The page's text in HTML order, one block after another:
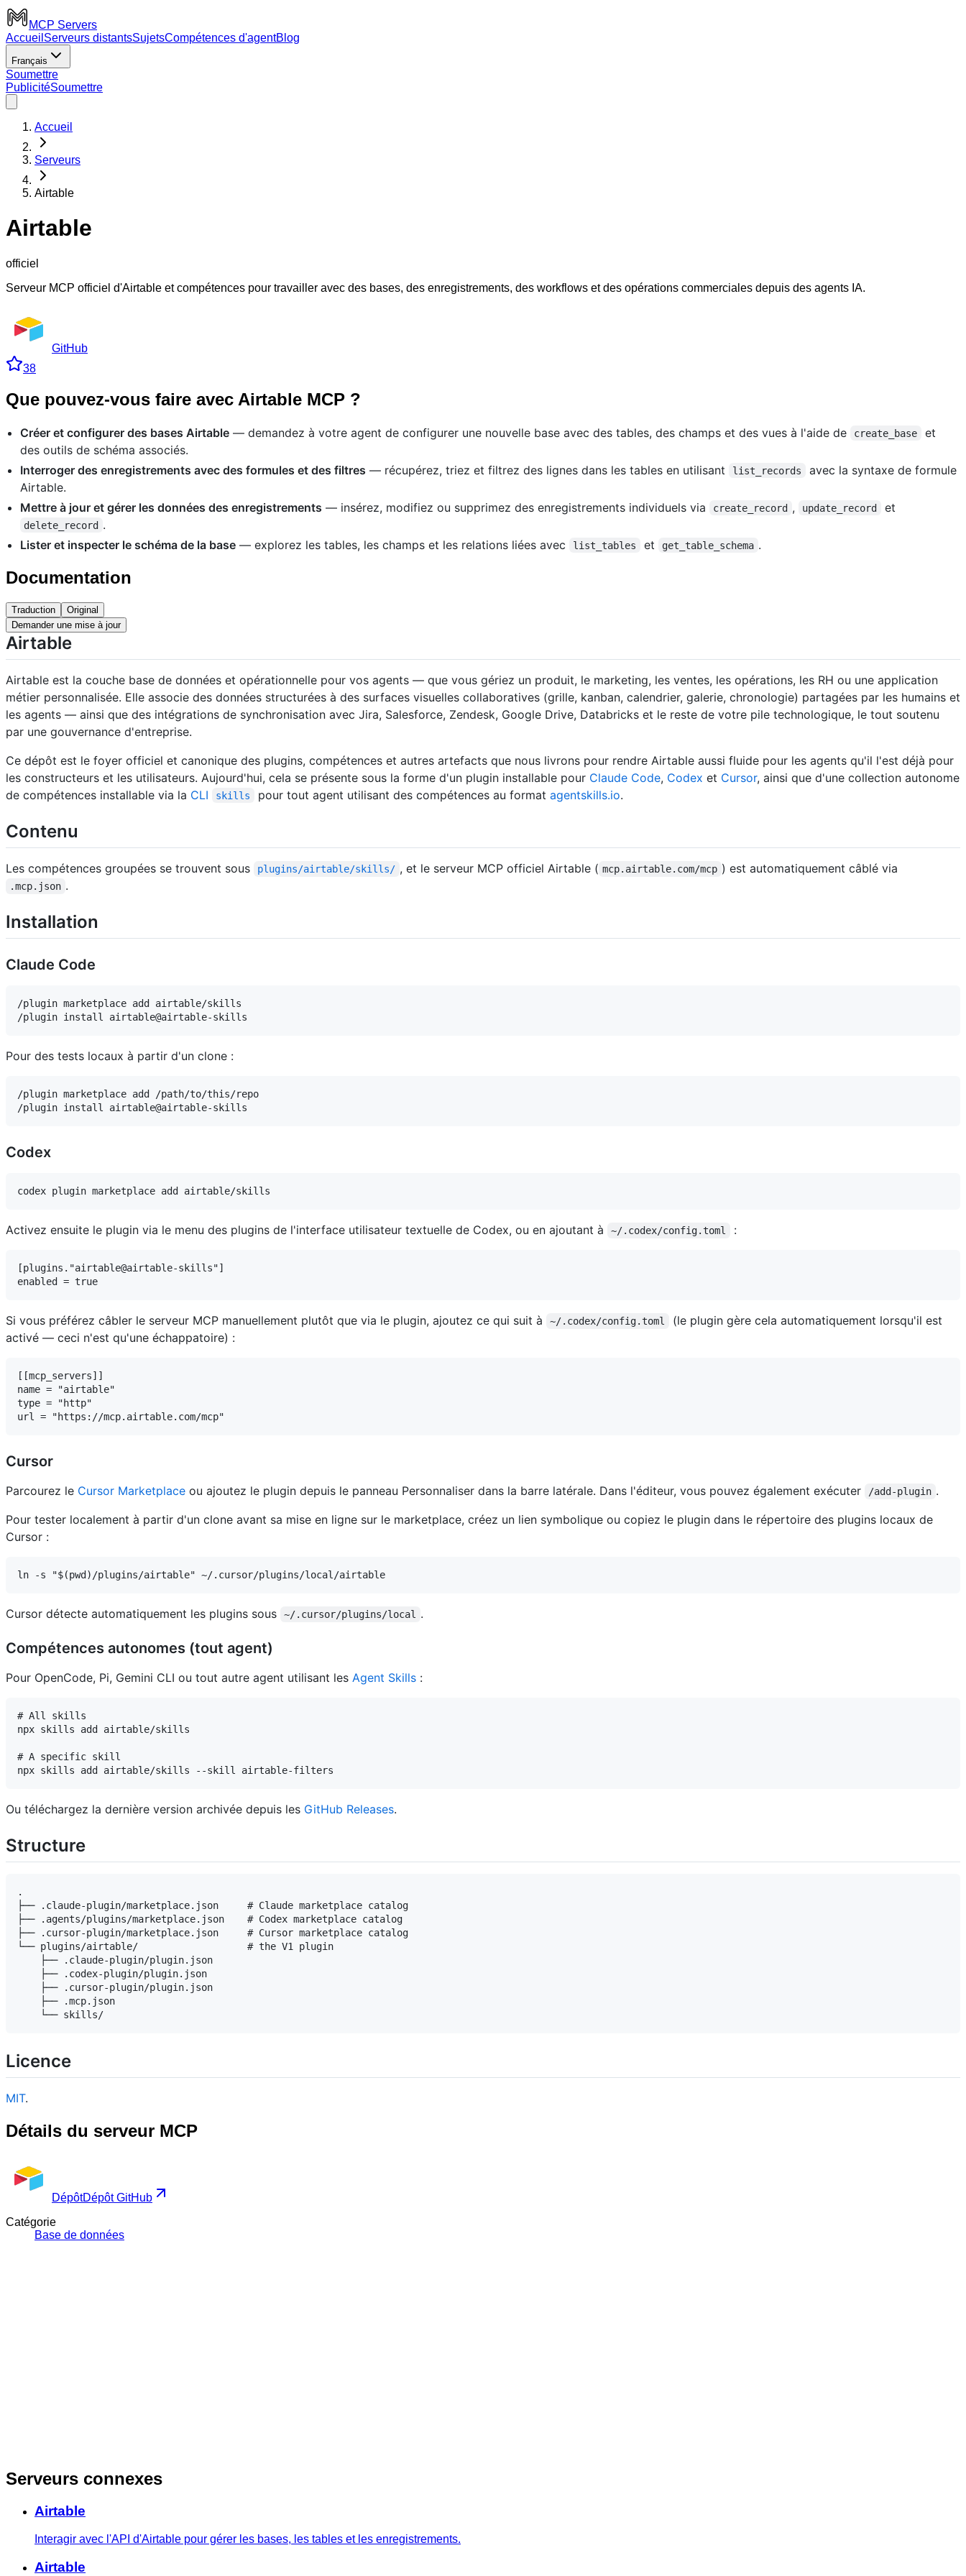
MCP Servers
Accueil Serveurs distantsSujetsCompétences d'agentBlog
Français
Soumettre
PublicitéSoumettre
Accueil
Serveurs
Airtable
Airtable
officiel
Serveur MCP officiel d'Airtable et compétences pour travailler avec des bases, des enregistrements, des workflows et des opérations commerciales depuis des agents IA.
GitHub
38
Que pouvez-vous faire avec Airtable MCP ?
Créer et configurer des bases Airtable — demandez à votre agent de configurer une nouvelle base avec des tables, des champs et des vues à l'aide de create_base
et
des outils de schéma associés.
Interroger des enregistrements avec des formules et des filtres — récupérez, triez et filtrez des lignes dans les tables en utilisant list_records
avec la syntaxe de formule
Airtable.
Mettre à jour et gérer les données des enregistrements — insérez, modifiez ou supprimez des enregistrements individuels via create_record , update_record et
delete_record .
Lister et inspecter le schéma de la base — explorez les tables, les champs et les relations liées avec list_tables et get_table_schema .
Documentation
Traduction
Original
Demander une mise à jour
Airtable
Airtable est la couche base de données et opérationnelle pour vos agents — que vous gériez un produit, le marketing, les ventes, les opérations, les RH ou une application
métier personnalisée. Elle associe des données structurées à des surfaces visuelles collaboratives (grille, kanban, calendrier, galerie, chronologie) partagées par les humains et
les agents — ainsi que des intégrations de synchronisation avec Jira, Salesforce, Zendesk, Google Drive, Databricks et le reste de votre pile technologique, le tout soutenu
par une gouvernance d'entreprise.
Ce dépôt est le foyer officiel et canonique des plugins, compétences et autres artefacts que nous livrons pour rendre Airtable aussi fluide pour les agents qu'il l'est déjà pour
les constructeurs et les utilisateurs. Aujourd'hui, cela se présente sous la forme d'un plugin installable pour Claude Code, Codex et Cursor, ainsi que d'une collection autonome
de compétences installable via la CLI skills pour tout agent utilisant des compétences au format agentskills.io.
Contenu
Les compétences groupées se trouvent sous plugins/airtable/skills/ , et le serveur MCP officiel Airtable ( mcp.airtable.com/mcp ) est automatiquement câblé via
.mcp.json .
Installation
Claude Code
/plugin marketplace add airtable/skills
Pour des tests locaux à partir d'un clone :
/plugin marketplace add /path/to/this/repo
Codex
Activez ensuite le plugin via le menu des plugins de l'interface utilisateur textuelle de Codex, ou en ajoutant à ~/.codex/config.toml :
[plugins."airtable@airtable-skills"]
Si vous préférez câbler le serveur MCP manuellement plutôt que via le plugin, ajoutez ce qui suit à ~/.codex/config.toml
(le plugin gère cela automatiquement lorsqu'il est
activé — ceci n'est qu'une échappatoire) :
[[mcp_servers]]
name = "airtable"
type = "http"
Cursor
Parcourez le Cursor Marketplace ou ajoutez le plugin depuis le panneau Personnaliser dans la barre latérale. Dans l'éditeur, vous pouvez également exécuter /add-plugin .
Pour tester localement à partir d'un clone avant sa mise en ligne sur le marketplace, créez un lien symbolique ou copiez le plugin dans le répertoire des plugins locaux de
Cursor :
Cursor détecte automatiquement les plugins sous ~/.cursor/plugins/local .
Compétences autonomes (tout agent)
Pour OpenCode, Pi, Gemini CLI ou tout autre agent utilisant les Agent Skills :
# All skills
npx skills add airtable/skills
# A specific skill
Ou téléchargez la dernière version archivée depuis les GitHub Releases.
Structure
.
├── .claude-plugin/marketplace.json     # Claude marketplace catalog
├── .agents/plugins/marketplace.json    # Codex marketplace catalog
├── .cursor-plugin/marketplace.json     # Cursor marketplace catalog
└── plugins/airtable/                   # the V1 plugin
    ├── .claude-plugin/plugin.json
    ├── .codex-plugin/plugin.json
    ├── .cursor-plugin/plugin.json
    ├── .mcp.json
Licence
MIT.
Détails du serveur MCP
DépôtDépôt GitHub
Catégorie
Base de données
Serveurs connexes
Airtable
Interagir avec l'API d'Airtable pour gérer les bases, les tables et les enregistrements.
Airtable